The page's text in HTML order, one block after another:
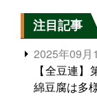
注目記事
2025年09月
【全豆連
綿豆腐は多